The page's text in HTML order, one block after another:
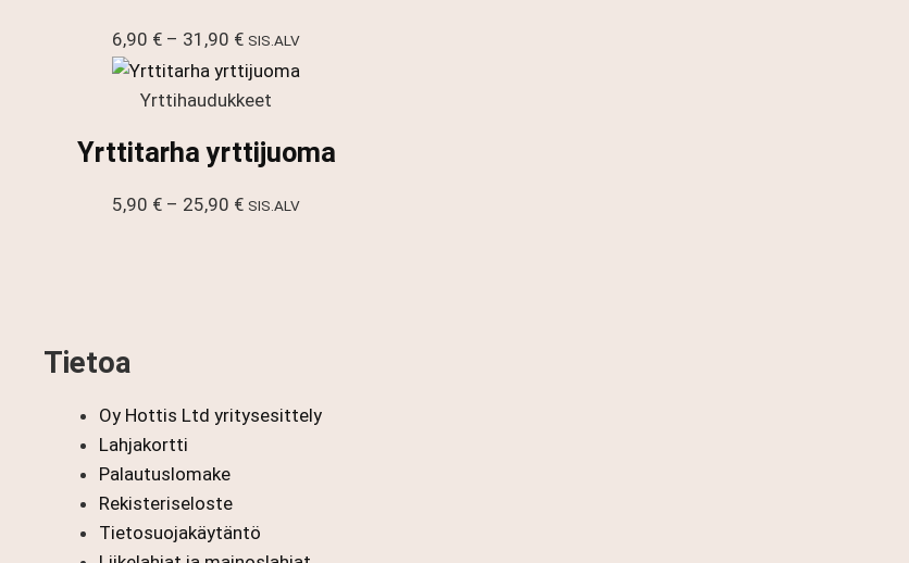
6,90 € – 31,90 €Hintaluokka:
6,90 €
-
SIS.ALV
Yrttihaudukkeet
Yrttitarha yrttijuoma
5,90 € – 25,90 €Hintaluokka:
SIS.ALV
Tietoa
Oy Hottis Ltd yritysesittely
Lahjakortti
Palautuslomake
Rekisteriseloste
Tietosuojakäytäntö